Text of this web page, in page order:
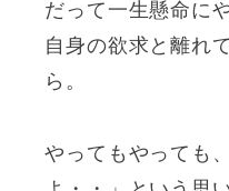
だって一生懸命に
自身の欲求と離れ
ら。
やってもやっても